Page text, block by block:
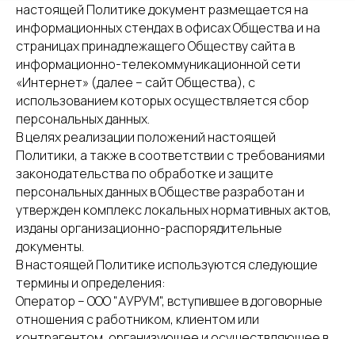
настоящей Политике документ размещается на
информационных стендах в офисах Общества и на
страницах принадлежащего Обществу сайта в
информационно-телекоммуникационной сети
«Интернет» (далее – сайт Общества), с
использованием которых осуществляется сбор
персональных данных.
В целях реализации положений настоящей
Политики, а также в соответствии с требованиями
законодательства по обработке и защите
персональных данных в Обществе разработан и
утвержден комплекс локальных нормативных актов,
изданы организационно-распорядительные
документы.
В настоящей Политике используются следующие
термины и определения:
Оператор – ООО "АУРУМ", вступившее в договорные
отношения с работником, клиентом или